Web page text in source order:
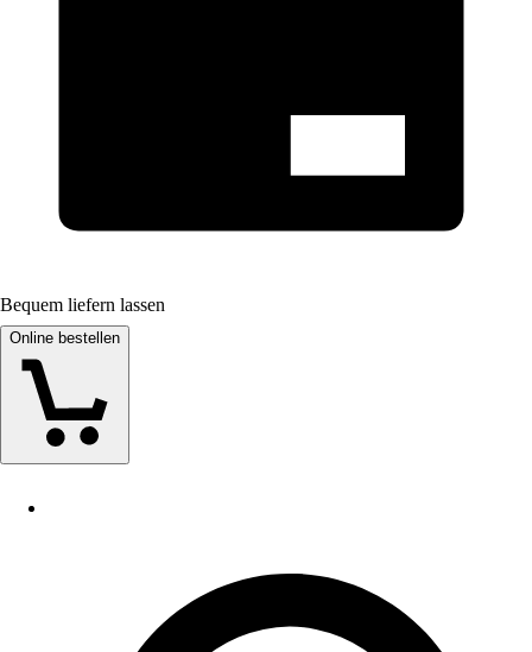
Bequem liefern lassen
Online bestellen